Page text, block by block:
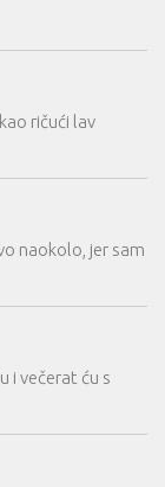
ričući lav
naokolo, jer sam
i večerat ću s